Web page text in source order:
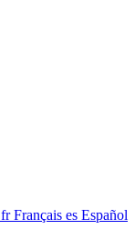
frFrançais es Español